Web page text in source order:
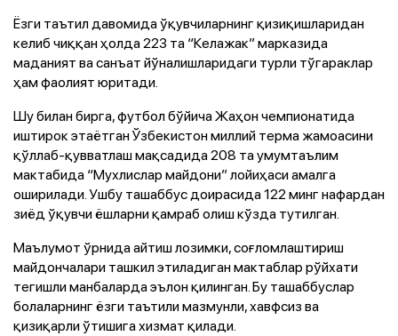
Ёзги таътил давомида ўқувчиларнинг қизиқишларидан
келиб чиққан ҳолда 223 та “Келажак” марказида
маданият ва санъат йўналишларидаги турли тўгараклар
ҳам фаолият юритади.
Шу билан бирга, футбол бўйича Жаҳон чемпионатида
иштирок этаётган Ўзбекистон миллий терма жамоасини
қўллаб-қувватлаш мақсадида 208 та умумтаълим
мактабида “Мухлислар майдони” лойиҳаси амалга
оширилади. Ушбу ташаббус доирасида 122 минг нафардан
зиёд ўқувчи ёшларни қамраб олиш кўзда тутилган.
Маълумот ўрнида айтиш лозимки, соғломлаштириш
майдончалари ташкил этиладиган мактаблар рўйхати
тегишли манбаларда эълон қилинган. Бу ташаббуслар
болаларнинг ёзги таътили мазмунли, хавфсиз ва
қизиқарли ўтишига хизмат қилади.